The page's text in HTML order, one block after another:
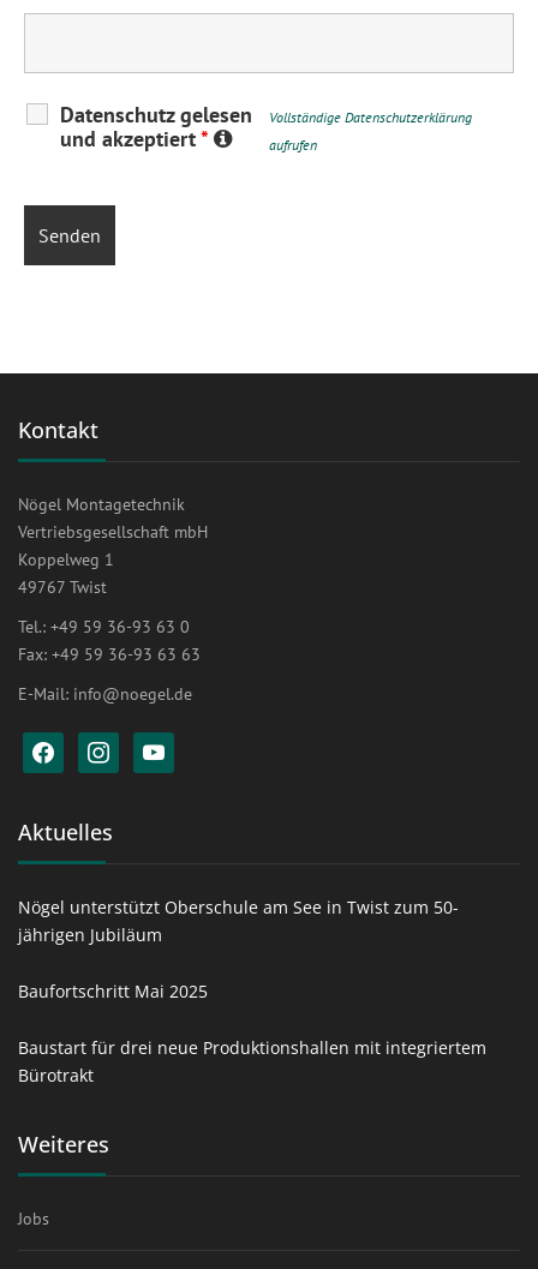
Datenschutz gelesen
und akzeptiert*
Vollständige Datenschutzerklärung
aufrufen
Kontakt
Nögel Montagetechnik
Vertriebsgesellschaft mbH
Koppelweg 1
49767 Twist
Tel.: +49 59 36-93 63 0
Fax: +49 59 36-93 63 63
E-Mail: info@noegel.de
facebook instagramyoutube
Aktuelles
Nögel unterstützt Oberschule am See in Twist zum 50-
jährigen Jubiläum
Baufortschritt Mai 2025
Baustart für drei neue Produktionshallen mit integriertem
Bürotrakt
Weiteres
Jobs